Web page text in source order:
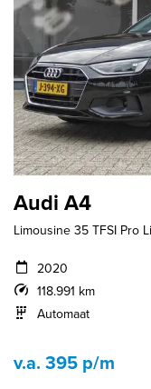
Audi A4
Limousine 35 TFSI Pro
2020
118.991 km
Automaat
v.a. 395 p/m